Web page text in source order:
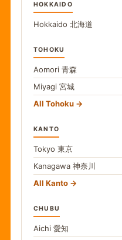
HOKKAIDO
Hokkaido 北海道
TOHOKU
Aomori 青森
Miyagi 宮城
All Tohoku
KANTO
Tokyo 東京
Kanagawa 神奈川
All Kanto
CHUBU
Aichi 愛知